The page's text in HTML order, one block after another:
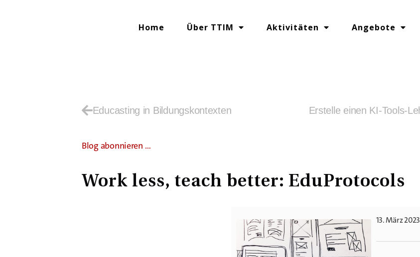
Home Über TTIM Aktivitäten Angebote
Educasting in Bildungskontexten
Blog abonnieren …
Work less, teach better: EduProtocols
13. März 2023